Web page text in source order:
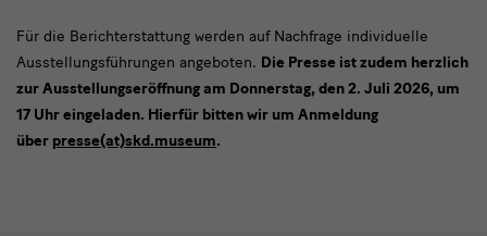
Für die Berichterstattung werden auf Nachfrage individuelle
Ausstellungsführungen angeboten. Die Presse ist zudem herzlich
zur Ausstellungseröffnung am Donnerstag, den 2. Juli 2026, um
17 Uhr eingeladen. Hierfür bitten wir um Anmeldung
über presse(at)skd.museum.